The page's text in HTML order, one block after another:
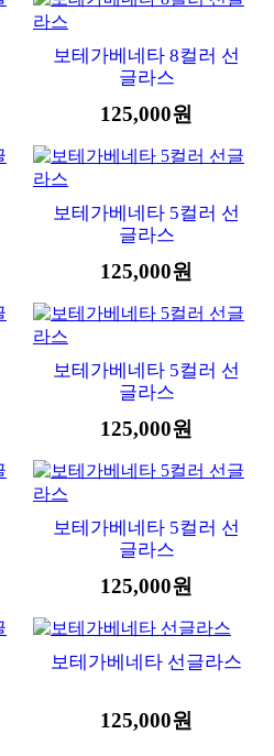
보테가베네타 8컬러 선
글라스
125,000원
보테가베네타 5컬러 선
글라스
125,000원
보테가베네타 5컬러 선
글라스
125,000원
보테가베네타 5컬러 선
글라스
125,000원
보테가베네타 선글라스
125,000원